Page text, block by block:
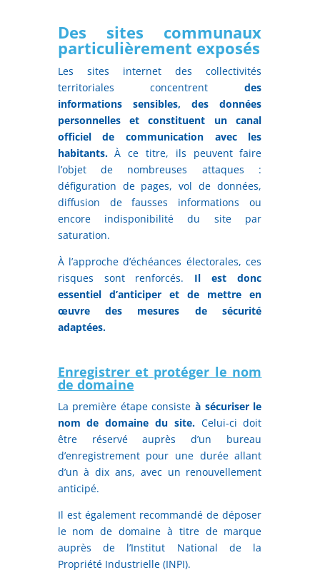
Des sites communaux
particulièrement exposés
Les sites internet des collectivités
territoriales concentrentdes
informations sensibles, des données
personnelles et constituent un canal
officiel de communication avec les
habitants.À ce titre, ils peuvent faire
l’objet de nombreuses attaques :
défiguration de pages, vol de données,
diffusion de fausses informations ou
encore indisponibilité du site par
saturation.
À l’approche d’échéances électorales, ces
risques sont renforcés. Il est donc
essentiel d’anticiper et de mettre en
œuvre des mesures de sécurité
adaptées.
Enregistrer et protéger le nom
de domaine
La première étape consisteà sécuriser le
nom de domaine du site.Celui-ci doit
être réservé auprès d’un bureau
d’enregistrement pour une durée allant
d’un à dix ans, avec un renouvellement
anticipé.
Il est également recommandé de déposer
le nom de domaine à titre de marque
auprès de l’Institut National de la
Propriété Industrielle (INPI).